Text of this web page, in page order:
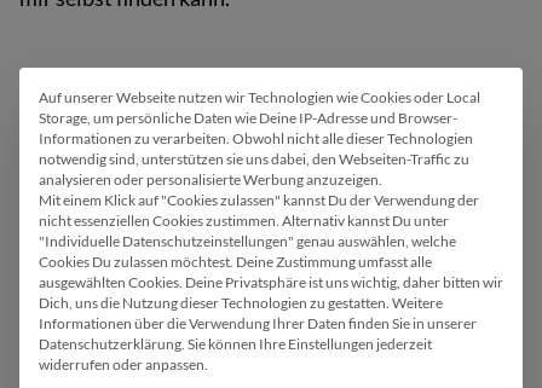
Gibt es einen
versteckten Funfakt
über dich?
Ich liebeHarry Potterund habe auch schon ein
paarSchauspieler getroffen. Besonders klasse finde
ich Cho Chang, Luna Lovegood, Viktor Krum, Dudley
Dursley, Percy Weasley und Tom Riddle! Ah ja, und
Wir verwenden
Auf unserer Webseite nutzen wir Technologien wie Cookies oder Local
Storage, um persönliche Daten wie Deine IP-Adresse und Browser-
Informationen zu verarbeiten. Obwohl nicht alle dieser Technologien
notwendig sind, unterstützen sie uns dabei, den Webseiten-Traffic zu
analysieren oder personalisierte Werbung anzuzeigen.
Mit einem Klick auf "Cookies zulassen" kannst Du der Verwendung der
nicht essenziellen Cookies zustimmen. Alternativ kannst Du unter
"Individuelle Datenschutzeinstellungen" genau auswählen, welche
Cookies Du zulassen möchtest. Deine Zustimmung umfasst alle
ausgewählten Cookies. Deine Privatsphäre ist uns wichtig, daher bitten wir
Dich, uns die Nutzung dieser Technologien zu gestatten. Weitere
Informationen über die Verwendung Ihrer Daten finden Sie in unserer
Datenschutzerklärung. Sie können Ihre Einstellungen jederzeit
widerrufen oder anpassen.